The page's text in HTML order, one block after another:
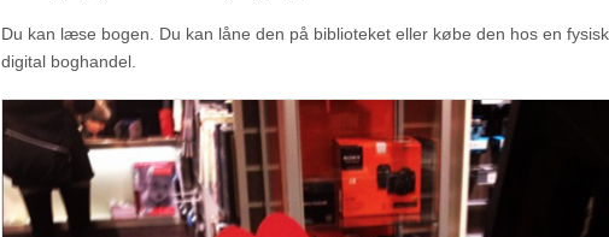
Du kan læse bogen. Du kan låne den på biblioteket eller købe den hos en
digital boghandel.